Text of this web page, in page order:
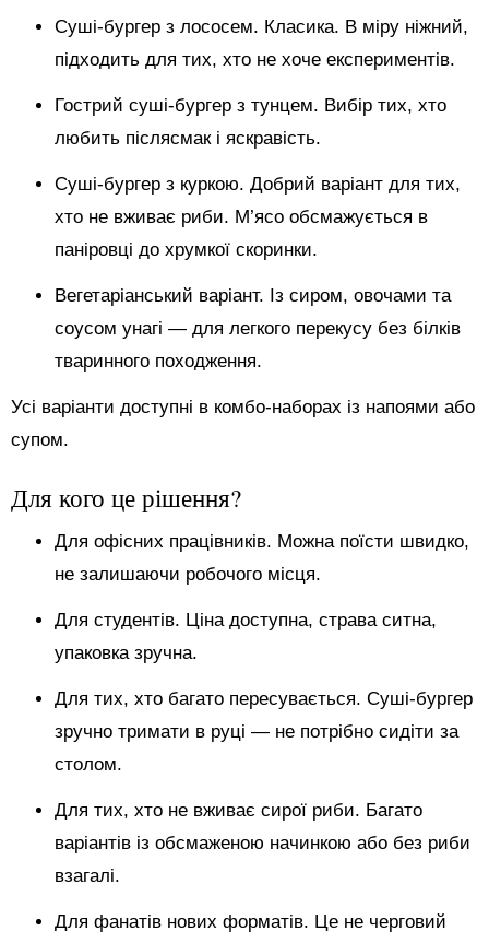
Суші-бургер з лососем. Класика. В міру ніжний,
підходить для тих, хто не хоче експериментів.
Гострий суші-бургер з тунцем. Вибір тих, хто
любить післясмак і яскравість.
Суші-бургер з куркою. Добрий варіант для тих,
хто не вживає риби. М’ясо обсмажується в
паніровці до хрумкої скоринки.
Вегетаріанський варіант. Із сиром, овочами та
соусом унагі — для легкого перекусу без білків
тваринного походження.
Усі варіанти доступні в комбо-наборах із напоями або
супом.
Для кого це рішення?
Для офісних працівників. Можна поїсти швидко,
не залишаючи робочого місця.
Для студентів. Ціна доступна, страва ситна,
упаковка зручна.
Для тих, хто багато пересувається. Суші-бургер
зручно тримати в руці — не потрібно сидіти за
столом.
Для тих, хто не вживає сирої риби. Багато
варіантів із обсмаженою начинкою або без риби
взагалі.
Для фанатів нових форматів. Це не черговий